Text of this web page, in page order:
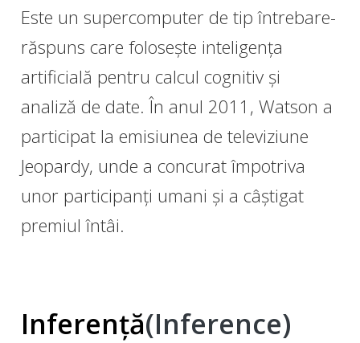
Este un supercomputer de tip întrebare-
răspuns care folosește inteligența
artificială pentru calcul cognitiv și
analiză de date. În anul 2011, Watson a
participat la emisiunea de televiziune
Jeopardy, unde a concurat împotriva
unor participanți umani și a câștigat
premiul întâi.
Inferență(Inference)